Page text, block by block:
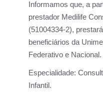
Informamos que, a
prestador Medilife
(51004334-2),
beneficiários da
Federativo e Nacional.
Especialidade:
Infantil.